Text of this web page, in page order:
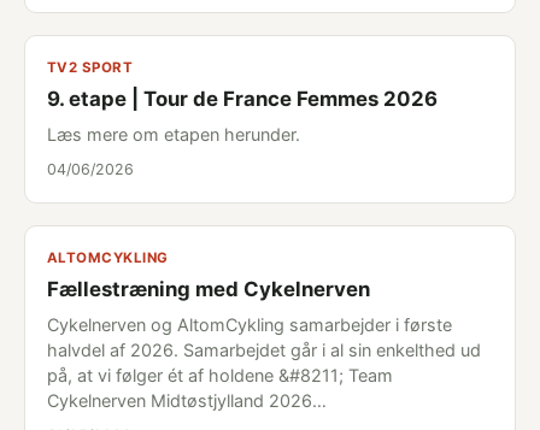
TV2 SPORT
9. etape | Tour de France Femmes 2026
Læs mere om etapen herunder.
04/06/2026
ALTOMCYKLING
Fællestræning med Cykelnerven
Cykelnerven og AltomCykling samarbejder i første
halvdel af 2026. Samarbejdet går i al sin enkelthed ud
på, at vi følger ét af holdene &#8211; Team
Cykelnerven Midtøstjylland 2026…